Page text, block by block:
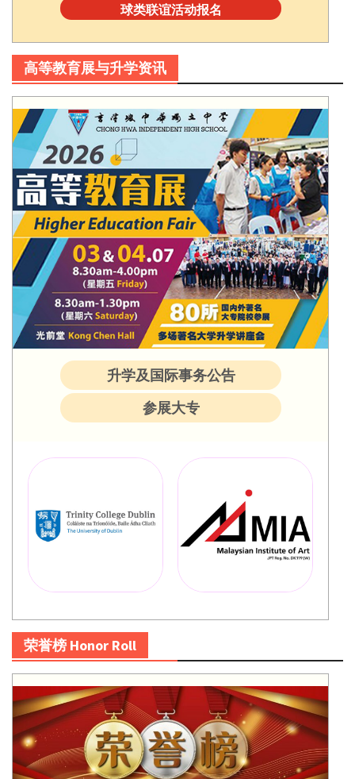
球类联谊活动报名
高等教育展与升学资讯
升学及国际事务公告
参展大专
荣誉榜 Honor Roll